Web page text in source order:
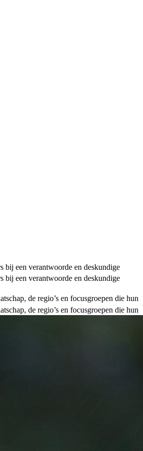
bij een verantwoorde en deskundige
bij een verantwoorde en deskundige
de regio’s en focusgroepen die hun
de regio’s en focusgroepen die hun